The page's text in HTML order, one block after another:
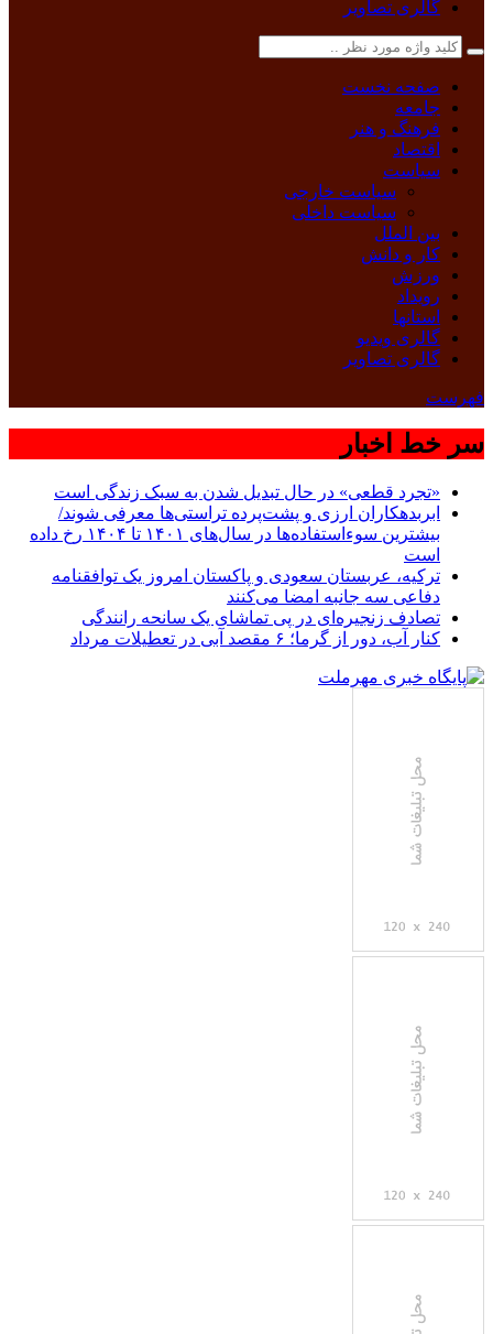
گالری تصاویر
صفحه نخست
جامعه
فرهنگ و هنر
اقتصاد
سیاست
سیاست خارجی
سیاست داخلی
بین الملل
کار و دانش
ورزش
رویداد
استانها
گالری ویدیو
گالری تصاویر
فهرست
سر خط اخبار
«تجرد قطعی» در حال تبدیل شدن به سبک زندگی است
ابربدهکاران ارزی و پشت‌پرده تراستی‌ها معرفی شوند/
بیشترین سوءاستفاده‌ها در سال‌های ۱۴۰۱ تا ۱۴۰۴ رخ داده
است
ترکیه، عربستان سعودی و پاکستان امروز یک توافقنامه
دفاعی سه جانبه امضا می‌کنند
تصادف زنجیره‌ای در پی تماشای یک سانحه رانندگی
کنار آب، دور از گرما؛ ۶ مقصد آبی در تعطیلات مرداد